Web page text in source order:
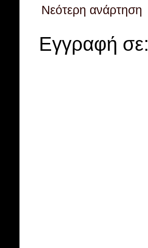
Νεότερη ανάρτηση
Εγγραφή σε: